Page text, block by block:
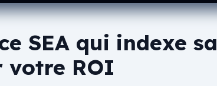
SEA qui indexe sa
votre ROI